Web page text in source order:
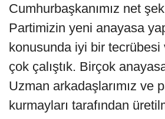
Cumhurbaşkanımız net
Partimizin yeni anayasa
konusunda iyi bir tecrübesi
çok çalıştık. Birçok
Uzman arkadaşlarımız ve
kurmayları tarafından